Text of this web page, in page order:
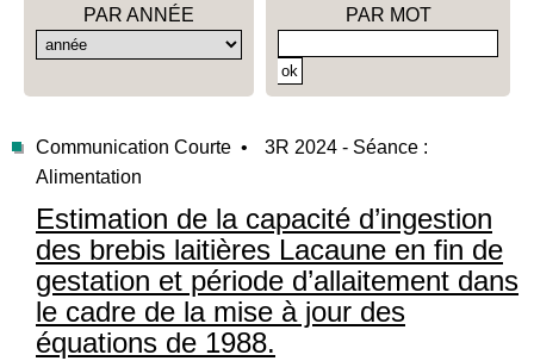
PAR ANNÉE PAR MOT
Communication Courte •
3R 2024 - Séance :
Alimentation
Estimation de la capacité d’ingestion
des brebis laitières Lacaune en fin de
gestation et période d’allaitement dans
le cadre de la mise à jour des
équations de 1988.